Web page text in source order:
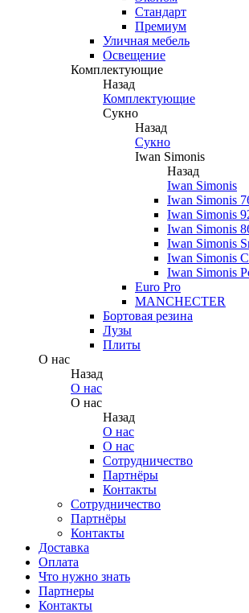
Стандарт
Премиум
Уличная мебель
Освещение
Комплектующие
Назад
Комплектующие
Сукно
Назад
Сукно
Iwan Simonis
Назад
Iwan Simonis
Iwan Simonis
Iwan Simonis
Iwan Simonis
Iwan Simonis
Iwan Simonis
Iwan Simonis
Euro Pro
MANCHECTER
Бортовая резина
Лузы
Плиты
О нас
Назад
О нас
О нас
Назад
О нас
О нас
Сотрудничество
Партнёры
Контакты
Сотрудничество
Партнёры
Контакты
Доставка
Оплата
Что нужно знать
Партнеры
Контакты